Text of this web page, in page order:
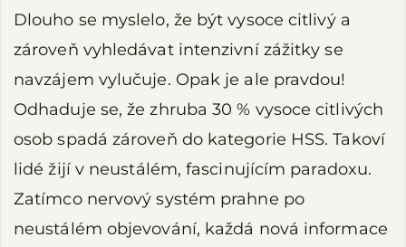
Dlouho se myslelo, že být vysoce citlivý a
zároveň vyhledávat intenzivní zážitky se
navzájem vylučuje. Opak je ale pravdou!
Odhaduje se, že zhruba 30 % vysoce citlivých
osob spadá zároveň do kategorie HSS. Takoví
lidé žijí v neustálém, fascinujícím paradoxu.
Zatímco nervový systém prahne po
neustálém objevování, každá nová informace